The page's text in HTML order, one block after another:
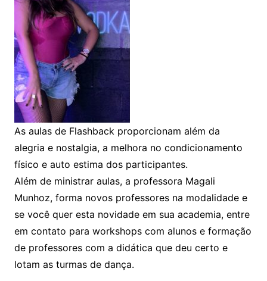
As aulas de Flashback proporcionam além da
alegria e nostalgia, a melhora no condicionamento
físico e auto estima dos participantes.
Além de ministrar aulas, a professora Magali
Munhoz, forma novos professores na modalidade e
se você quer esta novidade em sua academia, entre
em contato para workshops com alunos e formação
de professores com a didática que deu certo e
lotam as turmas de dança.